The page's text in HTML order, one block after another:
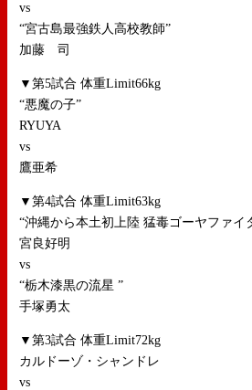
vs
“宮古島最強鉄人高校教師”
加藤 司
▼第5試合 体重Limit66kg
“悪魔の子”
RYUYA
vs
鷹亜希
▼第4試合 体重Limit63kg
“沖縄から本土初上陸 猛毒ゴーヤファイ
宮良好明
vs
“栃木漆黒の流星 ”
手塚勇太
▼第3試合 体重Limit72kg
カルドーゾ・シャンドレ
vs